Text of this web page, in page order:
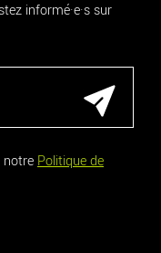
informé·e·s sur
notrePolitique de